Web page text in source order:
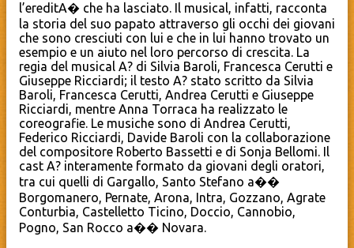
l’ereditA� che ha lasciato. Il musical, infatti, racconta
la storia del suo papato attraverso gli occhi dei giovani
che sono cresciuti con lui e che in lui hanno trovato un
esempio e un aiuto nel loro percorso di crescita. La
regia del musical A? di Silvia Baroli, Francesca Cerutti e
Giuseppe Ricciardi; il testo A? stato scritto da Silvia
Baroli, Francesca Cerutti, Andrea Cerutti e Giuseppe
Ricciardi, mentre Anna Torraca ha realizzato le
coreografie. Le musiche sono di Andrea Cerutti,
Federico Ricciardi, Davide Baroli con la collaborazione
del compositore Roberto Bassetti e di Sonja Bellomi. Il
cast A? interamente formato da giovani degli oratori,
tra cui quelli di Gargallo, Santo Stefano a��
Borgomanero, Pernate, Arona, Intra, Gozzano, Agrate
Conturbia, Castelletto Ticino, Doccio, Cannobio,
Pogno, San Rocco a�� Novara.